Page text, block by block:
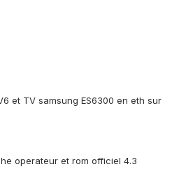
et TV samsung ES6300 en eth sur
operateur et rom officiel 4.3